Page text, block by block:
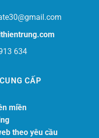
634
CẤP
miền
theo yêu cầu